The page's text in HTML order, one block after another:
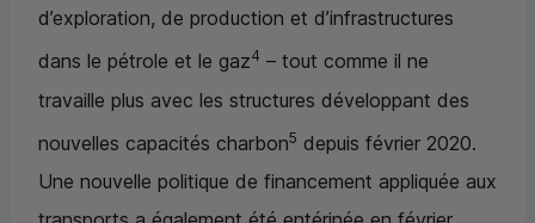
d’exploration, de production et d’infrastructures
dans le pétrole et le gaz4 – tout comme il ne
travaille plus avec les structures développant des
nouvelles capacités charbon5 depuis février 2020.
Une nouvelle politique de financement appliquée aux